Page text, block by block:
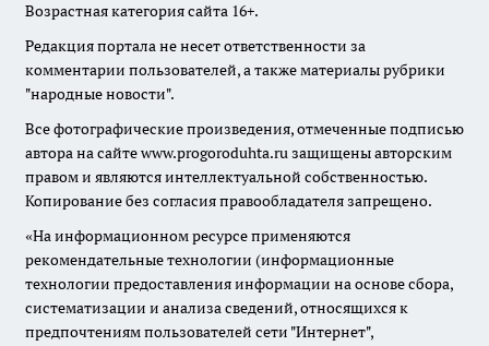
Возрастная категория сайта 16+.
Редакция портала не несет ответственности за
комментарии пользователей, а также материалы рубрики
"народные новости".
Все фотографические произведения, отмеченные подписью
автора на сайте www.progoroduhta.ru защищены авторским
правом и являются интеллектуальной собственностью.
Копирование без согласия правообладателя запрещено.
«На информационном ресурсе применяются
рекомендательные технологии (информационные
технологии предоставления информации на основе сбора,
систематизации и анализа сведений, относящихся к
предпочтениям пользователей сети "Интернет",